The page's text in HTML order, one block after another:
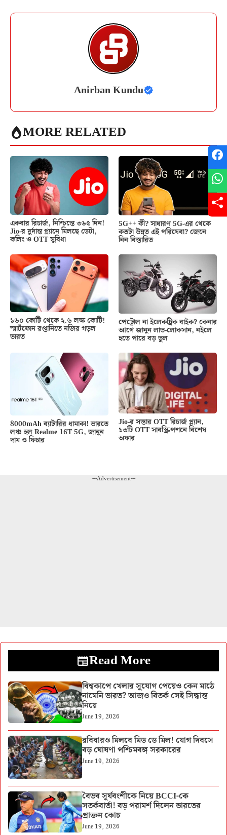
Anirban Kundu
MORE RELATED
একবার রিচার্জ, নিশ্চিন্তে ৩৬৫ দিন!
Jio-র দুর্দান্ত প্ল্যানে মিলছে ডেটা,
কলিং ও OTT সুবিধা
5G++ কী? সাধারণ 5G-এর থেকে
কতটা উন্নত এই পরিষেবা? জেনে
নিন বিস্তারিত
১৬০ কোটি থেকে ২.৬ লক্ষ কোটি!
স্মার্টফোন রপ্তানিতে নজির গড়ল
ভারত
পেট্রোল না ইলেকট্রিক বাইক? কেনার
আগে জানুন লাভ-লোকসান, নইলে
হতে পারে বড় ভুল
8000mAh ব্যাটারির ধামাকা! ভারতে
লঞ্চ হল Realme 16T 5G, জানুন
দাম ও ফিচার
Jio-র সস্তার OTT রিচার্জ প্ল্যান,
১৩টি OTT সাবস্ক্রিপশনে বিশেষ
অফার
---Advertisement---
Read More
বিশ্বকাপে খেলার সুযোগ পেয়েও কেন মাঠে
নামেনি ভারত? আজও বিতর্ক সেই সিদ্ধান্ত
নিয়ে
June 19, 2026
রবিবারও মিলবে মিড ডে মিল! যোগ দিবসে
বড় ঘোষণা পশ্চিমবঙ্গ সরকারের
June 19, 2026
বৈভব সূর্যবংশীকে নিয়ে BCCI-কে
সতর্কবার্তা! বড় পরামর্শ দিলেন ভারতের
প্রাক্তন কোচ
June 19, 2026